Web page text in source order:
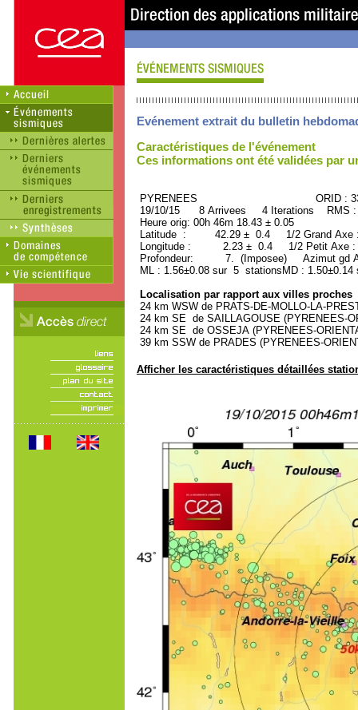
Evénement extrait du bulletin
Caractéristiques de l'événement
Ces informations ont été validées par
PYRENEES ORID :
19/10/15 8 Arrivees 4 Iterations RMS
Heure orig: 00h 46m 18.43 ± 0.05
Latitude : 42.29 ± 0.4 1/2 Grand
Longitude : 2.23 ± 0.4 1/2 Petit Axe
Profondeur: 7. (Imposee) Azimut gd
ML : 1.56±0.08 sur 5 stationsMD :
Localisation par rapport aux villes proches
24 km WSW de PRATS-DE-MOLLO-LA-
24 km SE de SAILLAGOUSE (PYRENEES-
24 km SE de OSSEJA (PYRENEES-
39 km SSW de PRADES (PYRENEES-
Afficher les caractéristiques détaillées